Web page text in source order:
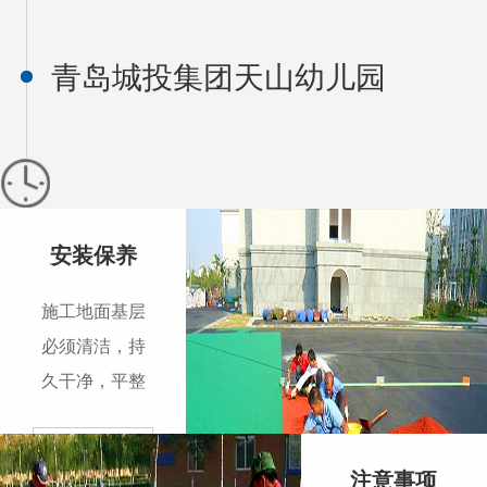
青岛城投集团天山幼儿园
安装保养
施工地面基层
必须清洁，持
久干净，平整
裂缝。 地板铺
查看更
注意事项